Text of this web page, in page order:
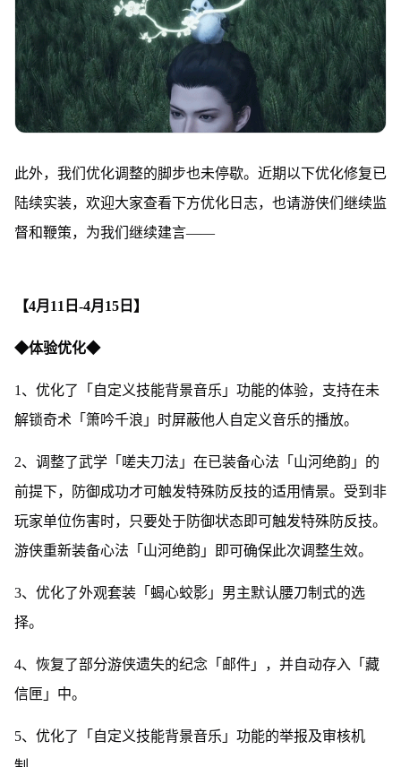
此外，我们优化调整的脚步也未停歇。近期以下优化修复已
陆续实装，欢迎大家查看下方优化日志，也请游侠们继续监
督和鞭策，为我们继续建言——
【4月11日-4月15日】
◆体验优化◆
1、优化了「自定义技能背景音乐」功能的体验，支持在未
解锁奇术「箫吟千浪」时屏蔽他人自定义音乐的播放。
2、调整了武学「嗟夫刀法」在已装备心法「山河绝韵」的
前提下，防御成功才可触发特殊防反技的适用情景。受到非
玩家单位伤害时，只要处于防御状态即可触发特殊防反技。
游侠重新装备心法「山河绝韵」即可确保此次调整生效。
3、优化了外观套装「蝎心蛟影」男主默认腰刀制式的选
择。
4、恢复了部分游侠遗失的纪念「邮件」，并自动存入「藏
信匣」中。
5、优化了「自定义技能背景音乐」功能的举报及审核机